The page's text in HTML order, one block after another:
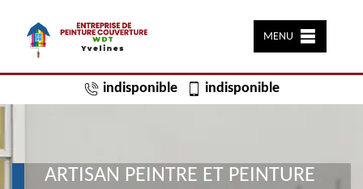
MENU
indisponible indisponible
ARTISAN PEINTRE ET PEINTURE